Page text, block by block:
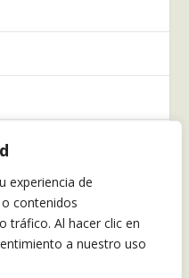
experiencia de
contenidos
tráfico. Al hacer clic en
a nuestro uso